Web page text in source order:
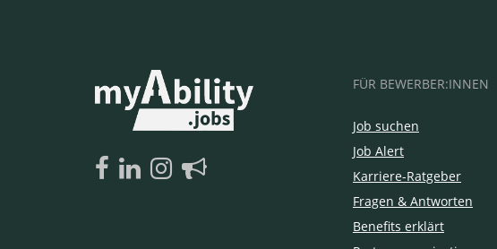
FÜR BEWERBER:INNEN
Job suchen
Job Alert
Karriere-Ratgeber
Fragen & Antworten
Benefits erklärt